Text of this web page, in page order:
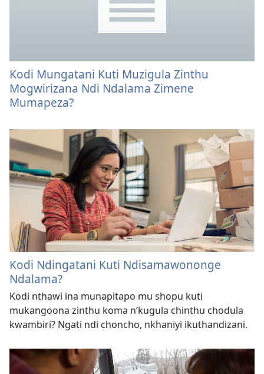
Kodi Mungatani Kuti Muzigula Zinthu
Mogwirizana Ndi Ndalama Zimene
Mumapeza?
Kodi Ndingatani Kuti Ndisamawononge
Ndalama?
Kodi nthawi ina munapitapo mu shopu kuti
mukangoona zinthu koma n’kugula chinthu chodula
kwambiri? Ngati ndi choncho, nkhaniyi ikuthandizani.